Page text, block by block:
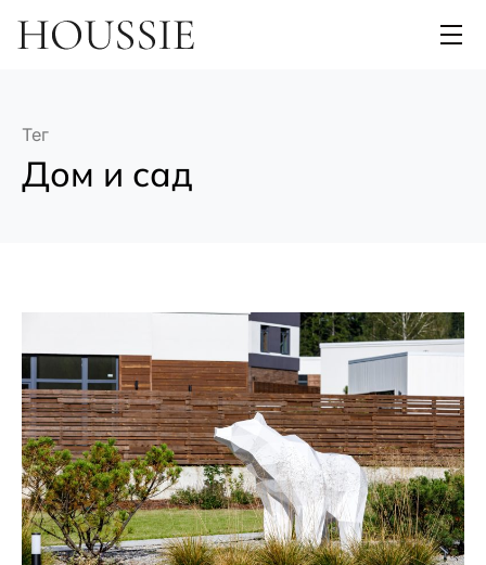
Тег
Дом и сад